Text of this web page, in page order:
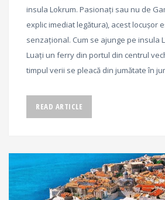
insula Lokrum. Pasionați sau nu de
explic imediat legătura), acest locușor
senzațional. Cum se ajunge pe insula
Luați un ferry din portul din centrul
timpul verii se pleacă din jumătate în
READ ARTICLE